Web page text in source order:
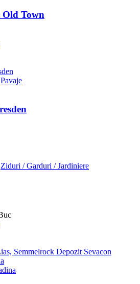
Old Town
multe
pot
Pavaje
Ziduri / Garduri / Jardiniere
lei
mai